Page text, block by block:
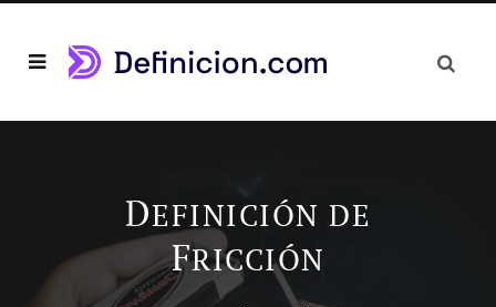
DEFINICIÓN DE
FRICCIÓN